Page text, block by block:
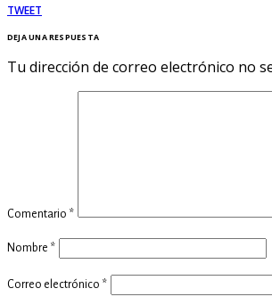
TWEET
DEJA UNA RESPUESTA
Tu dirección de correo electrónico no
Comentario *
Nombre *
Correo electrónico *